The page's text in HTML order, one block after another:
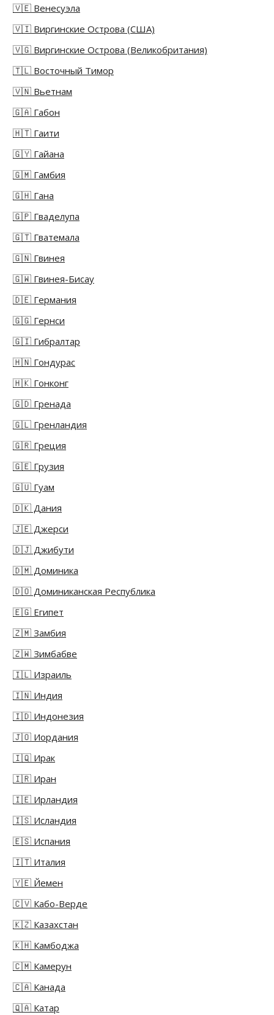
🇻🇪 Венесуэла
🇻🇮 Виргинские Острова (США)
🇻🇬 Виргинские Острова (Великобритания)
🇹🇱 Восточный Тимор
🇻🇳 Вьетнам
🇬🇦 Габон
🇭🇹 Гаити
🇬🇾 Гайана
🇬🇲 Гамбия
🇬🇭 Гана
🇬🇵 Гваделупа
🇬🇹 Гватемала
🇬🇳 Гвинея
🇬🇼 Гвинея-Бисау
🇩🇪 Германия
🇬🇬 Гернси
🇬🇮 Гибралтар
🇭🇳 Гондурас
🇭🇰 Гонконг
🇬🇩 Гренада
🇬🇱 Гренландия
🇬🇷 Греция
🇬🇪 Грузия
🇬🇺 Гуам
🇩🇰 Дания
🇯🇪 Джерси
🇩🇯 Джибути
🇩🇲 Доминика
🇩🇴 Доминиканская Республика
🇪🇬 Египет
🇿🇲 Замбия
🇿🇼 Зимбабве
🇮🇱 Израиль
🇮🇳 Индия
🇮🇩 Индонезия
🇯🇴 Иордания
🇮🇶 Ирак
🇮🇷 Иран
🇮🇪 Ирландия
🇮🇸 Исландия
🇪🇸 Испания
🇮🇹 Италия
🇾🇪 Йемен
🇨🇻 Кабо-Верде
🇰🇿 Казахстан
🇰🇭 Камбоджа
🇨🇲 Камерун
🇨🇦 Канада
🇶🇦 Катар